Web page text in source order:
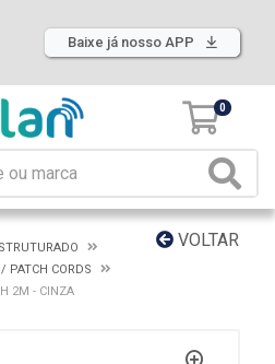
Baixe já nosso APP
0
VOLTAR
PATCH CORDS
2M - CINZA